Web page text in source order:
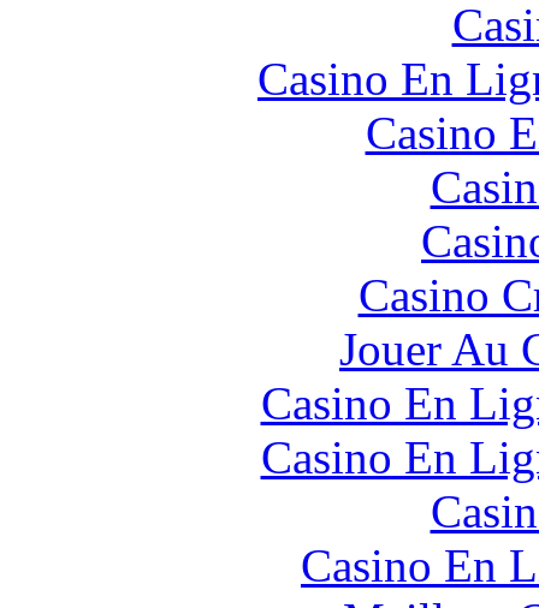
Casino En
Casino
Casino
Jouer Au
Casino En
Casino En
Casino En